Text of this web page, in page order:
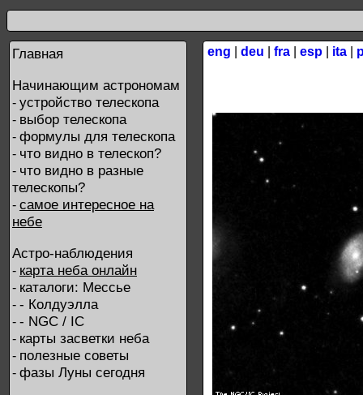
Главная
Начинающим астрономам
- устройство телескопа
- выбор телескопа
- формулы для телескопа
- что видно в телескоп?
- что видно в разные
телескопы?
- самое интересное на
небе
Астро-наблюдения
- карта неба онлайн
- каталоги: Мессье
- - Колдуэлла
- - NGC / IC
- карты засветки неба
- полезные советы
- фазы Луны сегодня
eng deu fra esp ita